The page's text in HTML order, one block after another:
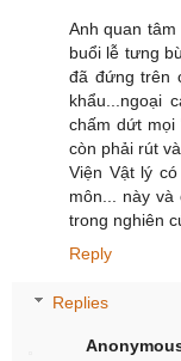
Anh quan
buổi lễ tưng
đã đứng trên
khẩu...ngoại
chấm dứt mọi
còn phải rút
Viện Vật lý
môn... này
trong nghiên
Reply
Replies